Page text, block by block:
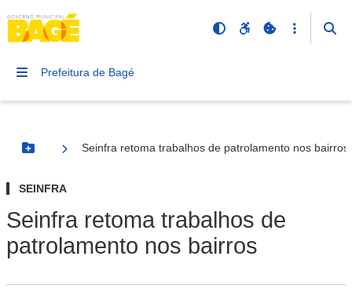
Prefeitura de Bagé
Botão Menu
Seinfra retoma trabalhos de patrolamento nos bairros
SEINFRA
Seinfra retoma trabalhos de
patrolamento nos bairros